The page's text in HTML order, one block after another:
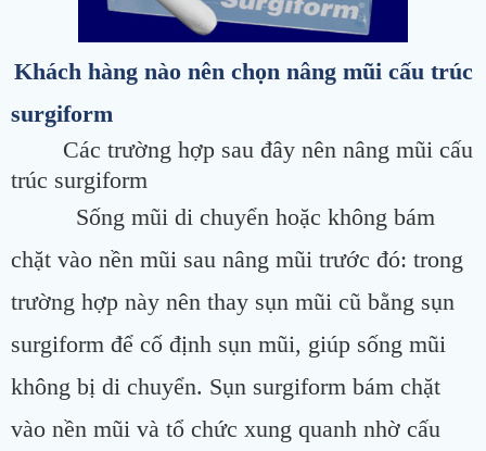
Khách hàng nào nên chọn nâng mũi cấu trúc
surgiform
Các trường hợp sau đây nên nâng mũi cấu
trúc surgiform
Sống mũi di chuyển hoặc không bám
chặt vào nền mũi sau nâng mũi trước đó: trong
trường hợp này nên thay sụn mũi cũ bằng sụn
surgiform để cố định sụn mũi, giúp sống mũi
không bị di chuyển. Sụn surgiform bám chặt
vào nền mũi và tổ chức xung quanh nhờ cấu